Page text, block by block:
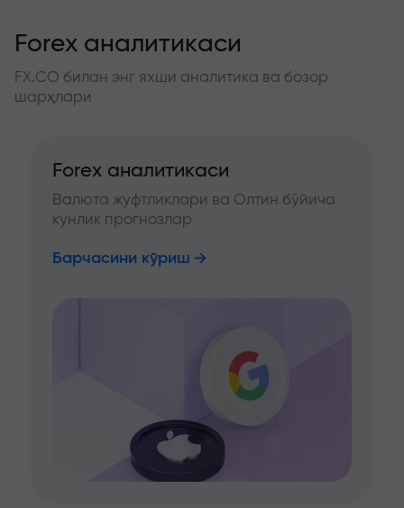
Forex аналитикаси
FX.CO билан энг яхши аналитика ва бозор
шарҳлари
Forex аналитикаси
Валюта жуфтликлари ва Олтин бўйича
кунлик прогнозлар
Барчасини кўриш